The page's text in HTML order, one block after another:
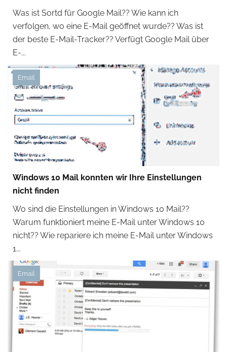
Was ist Sortd für Google Mail?? Wie kann ich
verfolgen, wo eine E-Mail geöffnet wurde?? Was ist
der beste E-Mail-Tracker?? Verfügt Google Mail über
E-...
Email
Windows 10 Mail konnten wir Ihre Einstellungen
nicht finden
Wo sind die Einstellungen in Windows 10 Mail??
Warum funktioniert meine E-Mail unter Windows 10
nicht?? Wie repariere ich meine E-Mail unter Windows
1...
Email